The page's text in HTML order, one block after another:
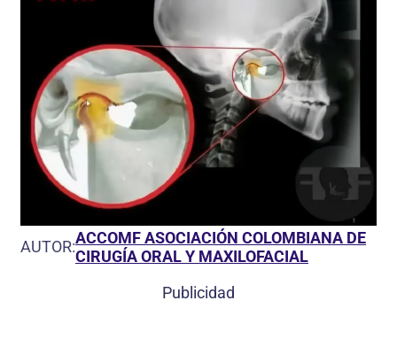
AUTOR:ACCOMF ASOCIACIÓN COLOMBIANA DE
CIRUGÍA ORAL Y MAXILOFACIAL
Publicidad